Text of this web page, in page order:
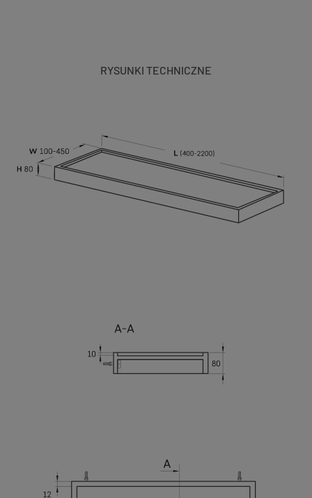
RYSUNKI TECHNICZNE